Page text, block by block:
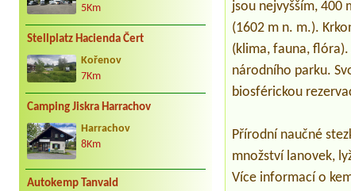
5Km
Stellplatz Hacienda Čert
Kořenov
7Km
Camping Jiskra Harrachov
Harrachov
8Km
Autokemp Tanvald
jsou nejvyšším, 400
(1602 m n. m.).
(klima, fauna, flóra).
národního parku.
biosférickou
Přírodní naučné
množství lanovek,
Více informací o